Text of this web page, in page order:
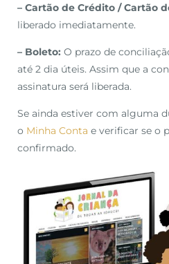
– Cartão de Crédito / Cartão
liberado imediatamente.
– Boleto: O prazo de
até 2 dia úteis. Assim que a
assinatura será liberada.
Se ainda estiver com alguma
o Minha Conta e verificar se o
confirmado.